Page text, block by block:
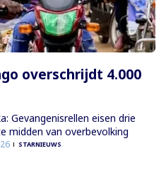
overschrijdt 4.000
Gevangenisrellen eisen drie
midden van overbevolking
STARNIEUWS